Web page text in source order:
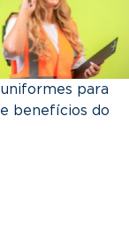
para
benefícios do